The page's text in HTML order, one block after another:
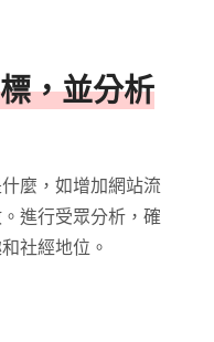
，並分析
麼，如增加網站流
進行受眾分析，確
社經地位。